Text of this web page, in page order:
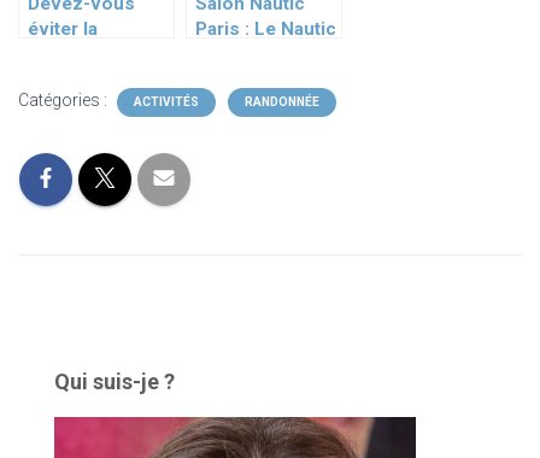
éviter la
Paris : Le Nautic
édition –
Catégories : ACTIVITÉS RANDONNÉE
Qui suis-je ?